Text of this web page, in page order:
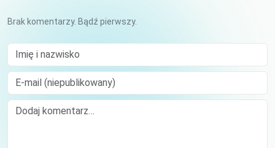
Brak komentarzy. Bądź pierwszy.
Imię i nazwisko
E-mail (niepublikowany)
Comment